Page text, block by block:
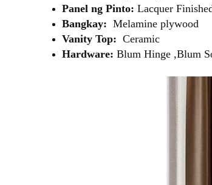
Panel ng Pinto: Lacquer
Bangkay: Melamine plywood
Vanity Top: Ceramic
Hardware: Blum Hinge ,Blum